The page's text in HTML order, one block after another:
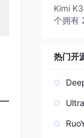
秒的带
面向任
模态指
Kimi
个拥有
热门开